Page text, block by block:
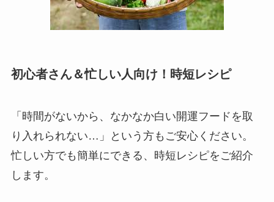
初心者さん＆忙しい人向け！時短レシピ
「時間がないから、なかなか白い開運フードを取
り入れられない…」という方もご安心ください。
忙しい方でも簡単にできる、時短レシピをご紹介
します。